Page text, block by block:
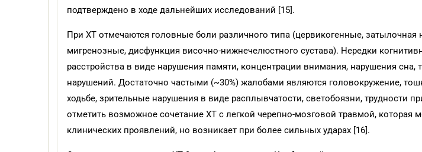
подтверждено в ходе дальнейших исследований [15].
При ХТ отмечаются головные боли различного типа (цервикогенные, затылочная
мигренозные, дисфункция височно-нижнечелюстного сустава). Нередки
расстройства в виде нарушения памяти, концентрации внимания, нарушения сна,
нарушений. Достаточно частыми (~30%) жалобами являются головокружение,
ходьбе, зрительные нарушения в виде расплывчатости, светобоязни, трудности
отметить возможное сочетание ХТ с легкой черепно-мозговой травмой, которая
клинических проявлений, но возникает при более сильных ударах [16].